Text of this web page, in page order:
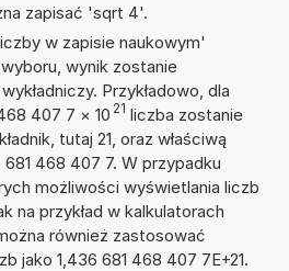
zapisać 'sqrt 4'.
w zapisie naukowym'
wynik zostanie
Przykładowo, dla
407 7 × 10 21 liczba zostanie
tutaj 21, oraz właściwą
468 407 7. W przypadku
możliwości wyświetlania liczb
na przykład w kalkulatorach
również zastosować
jako 1,436 681 468 407 7E+21.